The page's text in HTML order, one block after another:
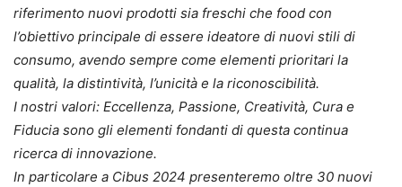
riferimento nuovi prodotti sia freschi che food con
l’obiettivo principale di essere ideatore di nuovi stili di
consumo, avendo sempre come elementi prioritari la
qualità, la distintività, l’unicità e la riconoscibilità.
I nostri valori: Eccellenza, Passione, Creatività, Cura e
Fiducia sono gli elementi fondanti di questa continua
ricerca di innovazione.
In particolare a Cibus 2024 presenteremo oltre 30 nuovi